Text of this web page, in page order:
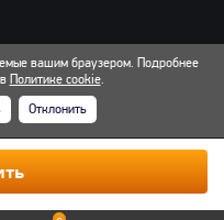
вашим браузером. Подробнее
Политике cookie.
Отклонить